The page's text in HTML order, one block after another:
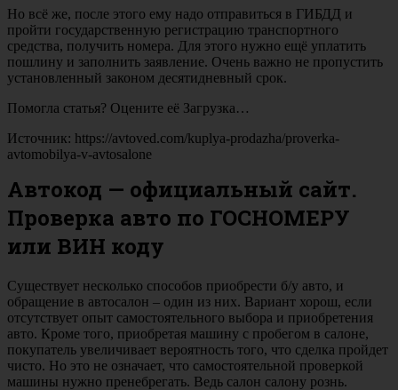
Но всё же, после этого ему надо отправиться в ГИБДД и
пройти государственную регистрацию транспортного
средства, получить номера. Для этого нужно ещё уплатить
пошлину и заполнить заявление. Очень важно не пропустить
установленный законом десятидневный срок.
Помогла статья? Оцените её Загрузка…
Источник: https://avtoved.com/kuplya-prodazha/proverka-
avtomobilya-v-avtosalone
Автокод — официальный сайт.
Проверка авто по ГОСНОМЕРУ
или ВИН коду
Существует несколько способов приобрести б/у авто, и
обращение в автосалон – один из них. Вариант хорош, если
отсутствует опыт самостоятельного выбора и приобретения
авто. Кроме того, приобретая машину с пробегом в салоне,
покупатель увеличивает вероятность того, что сделка пройдет
чисто. Но это не означает, что самостоятельной проверкой
машины нужно пренебрегать. Ведь салон салону рознь.